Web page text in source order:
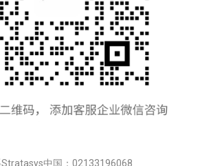
中国：02133196068